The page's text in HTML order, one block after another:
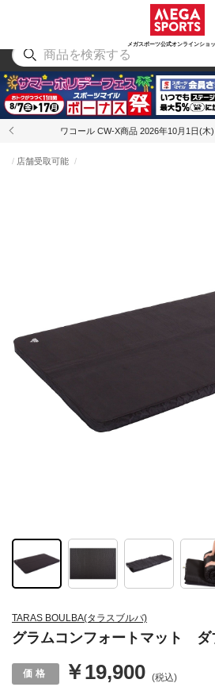
メガスポーツ公式オンラインショ
アウトドア
ワコール CW-X商品 2026年10月1日(木
TARAS BOULBA(タラスブルバ)
グラムコンフォートマット ダ
店舗受取可能
￥19,900 (税込)